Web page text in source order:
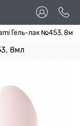
Гель-лак №453, 8мл
8мл